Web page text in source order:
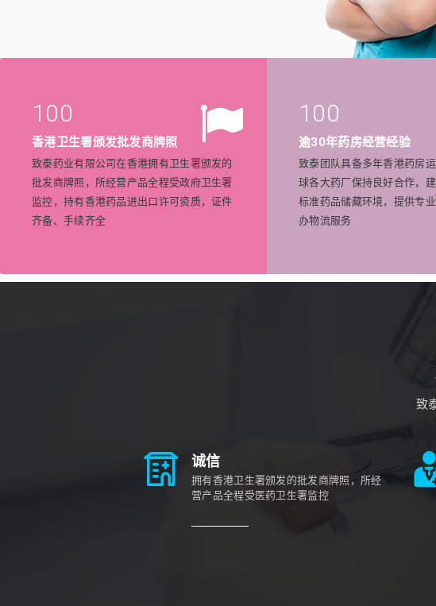
100
香港卫生署颁发批发商牌照
致泰药业有限公司在香港拥有卫生署颁发的
批发商牌照，所经营产品全程受政府卫生署
监控，持有香港药品进出口许可资质，证件
齐备、手续齐全
100
逾30年药房经营经验
致泰团队具备多年香港药房
球各大药厂保持良好合作，
标准药品储藏环境，提供专
办物流服务
致
诚信
拥有香港卫生署颁发的批发商牌照，所经
营产品全程受医药卫生署监控